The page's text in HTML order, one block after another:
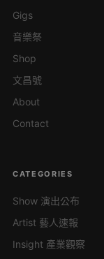
Gigs
音樂祭
Shop
文昌號
About
Contact
CATEGORIES
Show 演出公布
Artist 藝人速報
Insight 產業觀察